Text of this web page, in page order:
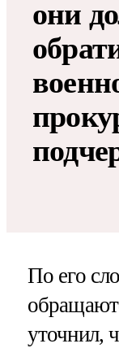
они
По его
уточнил,